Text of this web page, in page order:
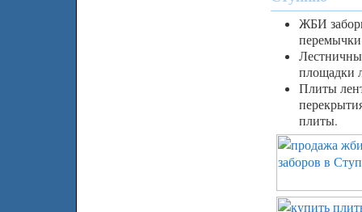
ЖБИ
площадки
Плиты
плиты.